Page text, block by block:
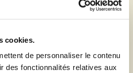
cookies.
de personnaliser le contenu
des fonctionnalités relatives aux
comme le Spin, disposent
d'éteindre facilement la flamme
remplir le réservoir avec le
d'allumer avec un briquet